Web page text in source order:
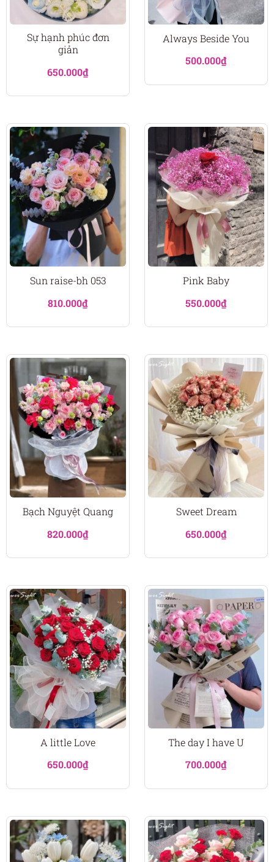
Sự hạnh phúc đơn
giản
650.000₫
Always Beside You
500.000₫
Sun raise-bh 053
810.000₫
Pink Baby
550.000₫
Bạch Nguyệt Quang
820.000₫
Sweet Dream
650.000₫
A little Love
650.000₫
The day I have U
700.000₫